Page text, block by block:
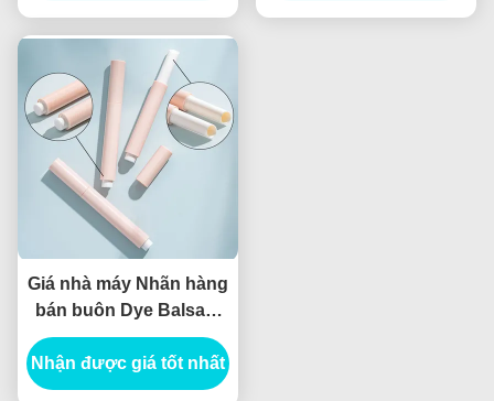
Giá nhà máy Nhãn hàng
bán buôn Dye Balsam
môi Bao bì Hộp son môi
ống trống trang điểm
Slim vòng hộp son môi
Nhận được giá tốt nhất